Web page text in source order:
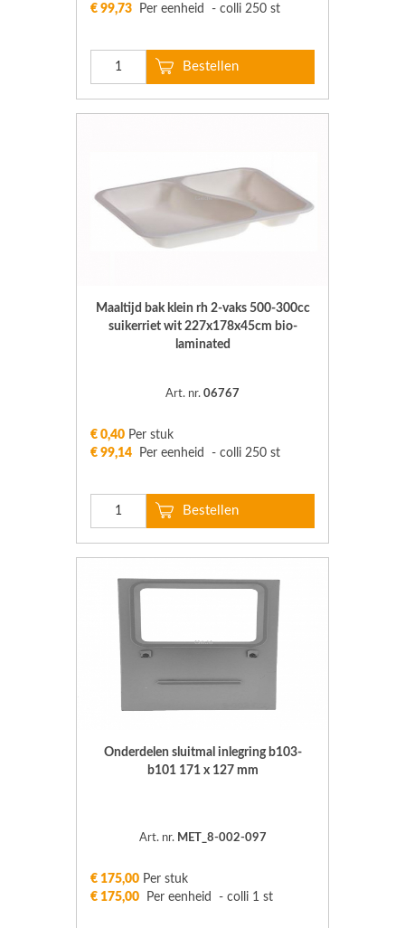
€ 99,73 Per eenheid - colli 250 st
Maaltijd bak klein rh 2-vaks 500-300cc
suikerriet wit 227x178x45cm bio-
laminated
Art. nr. 06767
€ 0,40 Per stuk
€ 99,14 Per eenheid - colli 250 st
Onderdelen sluitmal inlegring b103-
b101 171 x 127 mm
Art. nr. MET_8-002-097
€ 175,00 Per stuk
€ 175,00 Per eenheid - colli 1 st